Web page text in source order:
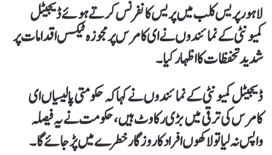
لاہور پریس کلب میں پریس کانفرنس کرتےہوئے ڈیجیٹل
کمیونٹی کےنمائندوں نے ای کامرس پر مجوزہ ٹیکس اقدامات پر
شدید تحفظات کا اظہار کیا۔
ڈیجیٹل کمیونٹی کےنمائندوں نے کہا کہ حکومتی پالیسیاں ای
کامرس کی ترقی میں بڑی رکاوٹ ہیں، حکومت نے یہ فیصلہ
واپس نہ لیا تو لاکھوں افراد کا روزگار خطرے میں پڑجائے گا۔